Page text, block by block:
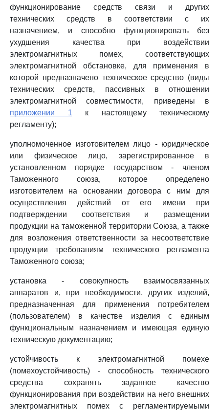
функционирование средств связи и других
технических средств в соответствии с их
назначением, и способно функционировать без
ухудшения качества при воздействии
электромагнитных помех, соответствующих
электромагнитной обстановке, для применения в
которой предназначено техническое средство (виды
технических средств, пассивных в отношении
электромагнитной совместимости, приведены в
приложении 1 к настоящему техническому
регламенту);
уполномоченное изготовителем лицо - юридическое
или физическое лицо, зарегистрированное в
установленном порядке государством - членом
Таможенного союза, которое определено
изготовителем на основании договора с ним для
осуществления действий от его имени при
подтверждении соответствия и размещении
продукции на таможенной территории Союза, а также
для возложения ответственности за несоответствие
продукции требованиям технического регламента
Таможенного союза;
установка - совокупность взаимосвязанных
аппаратов и, при необходимости, других изделий,
предназначенная для применения потребителем
(пользователем) в качестве изделия с единым
функциональным назначением и имеющая единую
техническую документацию;
устойчивость к электромагнитной помехе
(помехоустойчивость) - способность технического
средства сохранять заданное качество
функционирования при воздействии на него внешних
электромагнитных помех с регламентируемыми